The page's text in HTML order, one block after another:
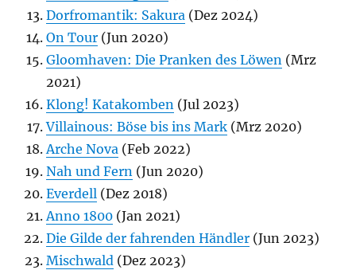
Dorfromantik: Sakura (Dez 2024)
On Tour (Jun 2020)
Gloomhaven: Die Pranken des Löwen (Mrz
2021)
Klong! Katakomben (Jul 2023)
Villainous: Böse bis ins Mark (Mrz 2020)
Arche Nova (Feb 2022)
Nah und Fern (Jun 2020)
Everdell (Dez 2018)
Anno 1800 (Jan 2021)
Die Gilde der fahrenden Händler (Jun 2023)
Mischwald (Dez 2023)